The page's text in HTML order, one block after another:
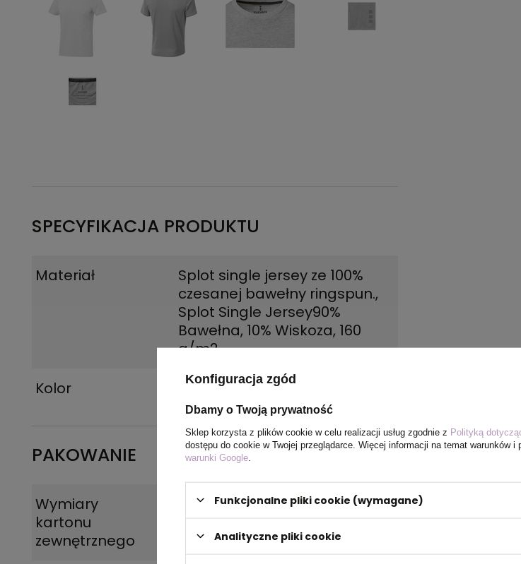
SPECYFIKACJA PRODUKTU
Materiał
Splot single jersey ze 100%
czesanej bawełny ringspun.,
Splot Single Jersey90%
Bawełna, 10% Wiskoza, 160
g/m2
Kolor
szary melanż
PAKOWANIE
Wymiary
kartonu
zewnętrznego
38 x 58 x 19 cm,39 x 58 x 23 cm
Konfiguracja zgód
Dbamy o Twoją prywatność
Sklep korzysta z plików cookie w celu realizacji usług zgodnie z Polityką
dostępu do cookie w Twojej przeglądarce. Więcej informacji na temat warunków
warunki Google
Funkcjonalne pliki cookie (wymagane)
Analityczne pliki cookie